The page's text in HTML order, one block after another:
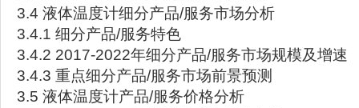
3.4 液体温度计细分产品/服务市场分析
3.4.1 细分产品/服务特色
3.4.2 2017-2022年细分产品/服务市场规模及增速
3.4.3 重点细分产品/服务市场前景预测
3.5 液体温度计产品/服务价格分析